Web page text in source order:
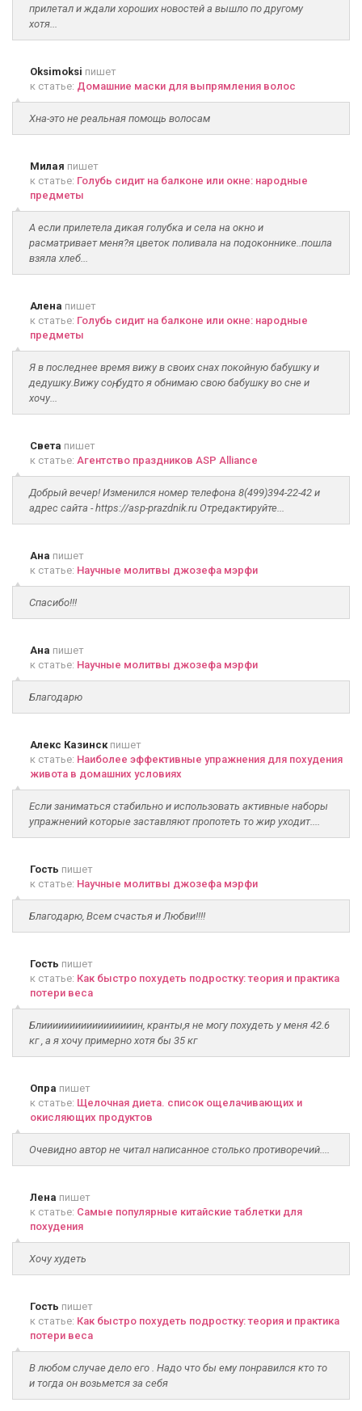
прилетал и ждали хороших новостей а вышло по другому
хотя...
Oksimoksi пишет
к статье: Домашние маски для выпрямления волос
Хна-это не реальная помощь волосам
Милая пишет
к статье: Голубь сидит на балконе или окне: народные
предметы
А если прилетела дикая голубка и села на окно и
расматривает меня?я цветок поливала на подоконнике..пошла
взяла хлеб...
Алена пишет
к статье: Голубь сидит на балконе или окне: народные
предметы
Я в последнее время вижу в своих снах покойную бабушку и
дедушку.Вижу соң, будто я обнимаю свою бабушку во сне и
хочу...
Света пишет
к статье: Агентство праздников ASP Alliance
Добрый вечер! Изменился номер телефона 8(499)394-22-42 и
адрес сайта - https://asp-prazdnik.ru Отредактируйте...
Ана пишет
к статье: Научные молитвы джозефа мэрфи
Спасибо!!!
Ана пишет
к статье: Научные молитвы джозефа мэрфи
Благодарю
Алекс Казинскпишет
к статье: Наиболее эффективные упражнения для похудения
живота в домашних условиях
Если заниматься стабильно и использовать активные наборы
упражнений которые заставляют пропотеть то жир уходит....
Гость пишет
к статье: Научные молитвы джозефа мэрфи
Благодарю, Всем счастья и Любви!!!!
Гость пишет
к статье: Как быстро похудеть подростку: теория и практика
потери веса
Блииииииииииииииииин, кранты,я не могу похудеть у меня 42.6
кг , а я хочу примерно хотя бы 35 кг
Опра пишет
к статье: Щелочная диета. список ощелачивающих и
окисляющих продуктов
Очевидно автор не читал написанное столько противоречий....
Лена пишет
к статье: Самые популярные китайские таблетки для
похудения
Хочу худеть
Гость пишет
к статье: Как быстро похудеть подростку: теория и практика
потери веса
В любом случае дело его . Надо что бы ему понравился кто то
и тогда он возьмется за себя